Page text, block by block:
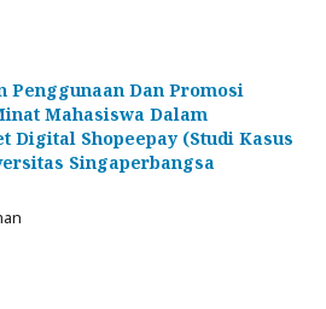
Penggunaan Dan Promosi
Mahasiswa Dalam
Digital Shopeepay (Studi Kasus
Singaperbangsa